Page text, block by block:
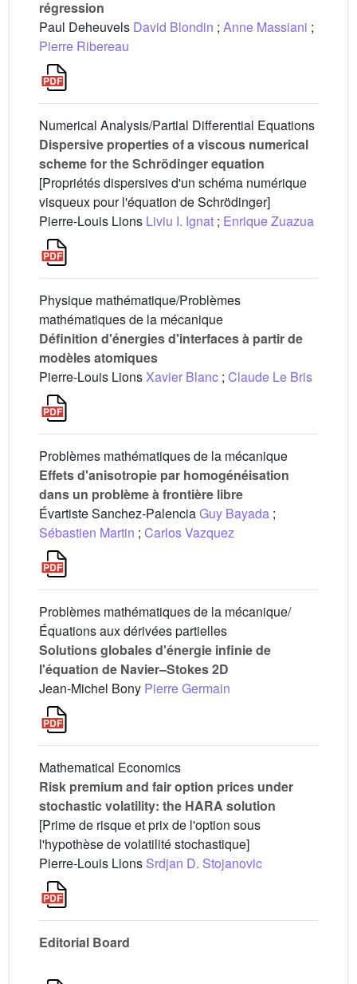
régression
Paul Deheuvels David Blondin ; Anne Massiani ;
Pierre Ribereau
Numerical Analysis/Partial Differential Equations
Dispersive properties of a viscous numerical
scheme for the Schrödinger equation
[Propriétés dispersives d'un schéma numérique
visqueux pour l'équation de Schrödinger]
Pierre-Louis Lions Liviu I. Ignat ; Enrique Zuazua
Physique mathématique/Problèmes
mathématiques de la mécanique
Définition d'énergies d'interfaces à partir de
modèles atomiques
Pierre-Louis LionsXavier Blanc ; Claude Le Bris
Problèmes mathématiques de la mécanique
Effets d'anisotropie par homogénéisation
dans un problème à frontière libre
Évartiste Sanchez-PalenciaGuy Bayada ;
Sébastien Martin ; Carlos Vazquez
Problèmes mathématiques de la mécanique/
Équations aux dérivées partielles
Solutions globales d'énergie infinie de
l'équation de Navier–Stokes 2D
Jean-Michel Bony Pierre Germain
Mathematical Economics
Risk premium and fair option prices under
stochastic volatility: the HARA solution
[Prime de risque et prix de l'option sous
l'hypothèse de volatilité stochastique]
Pierre-Louis Lions Srdjan D. Stojanovic
Editorial Board